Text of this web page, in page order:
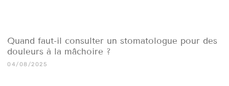
Quand faut-il consulter un stomatologue pour des
douleurs à la mâchoire ?
04/08/2025